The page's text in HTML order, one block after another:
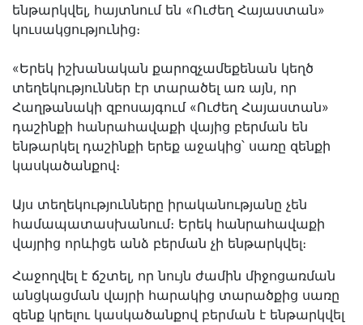
ենթարկվել, հայտնում են «Ուժեղ Հայաստան»
կուսակցությունից։
«Երեկ իշխանական քարոզչամեքենան կեղծ
տեղեկություններ էր տարածել առ այն, որ
Հաղթանակի զբոսայգում «Ուժեղ Հայաստան»
դաշինքի հանրահավաքի վայից բերման են
ենթարկել դաշինքի երեք աջակից՝ սառը զենքի
կասկածանքով։
Այս տեղեկությունները իրականությանը չեն
համապատասխանում։ Երեկ հանրահավաքի
վայրից որևիցե անձ բերման չի ենթարկվել։
Հաջողվել է ճշտել, որ նույն ժամին միջոցառման
անցկացման վայրի հարակից տարածքից սառը
զենք կրելու կասկածանքով բերման է ենթարկվել